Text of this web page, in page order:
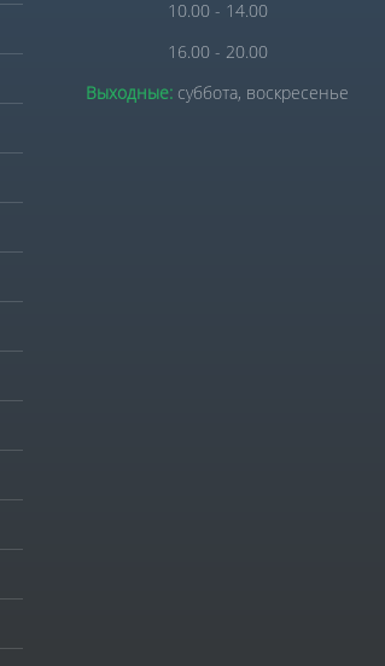
10.00 - 14.00
16.00 - 20.00
Выходные: суббота, воскресенье